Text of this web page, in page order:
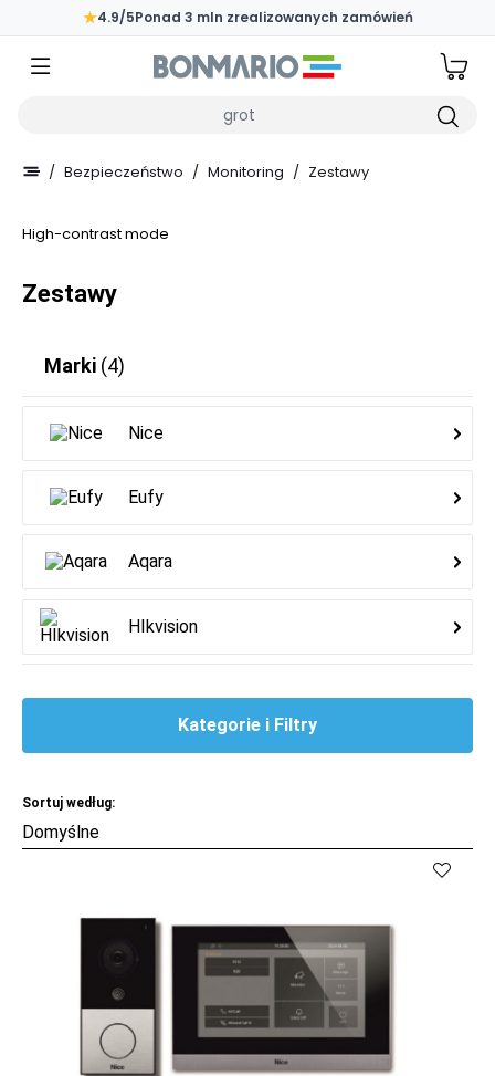
Przejdź do głównej zawartości strony
★4.9/5Ponad 3 mln zrealizowanych zamówień
/ Bezpieczeństwo / Monitoring / Zestawy
High-contrast mode
Zestawy
Marki (4)
Nice
Eufy
Aqara
HIkvision
Kategorie i Filtry
Sortuj według:
Kup Porównaj